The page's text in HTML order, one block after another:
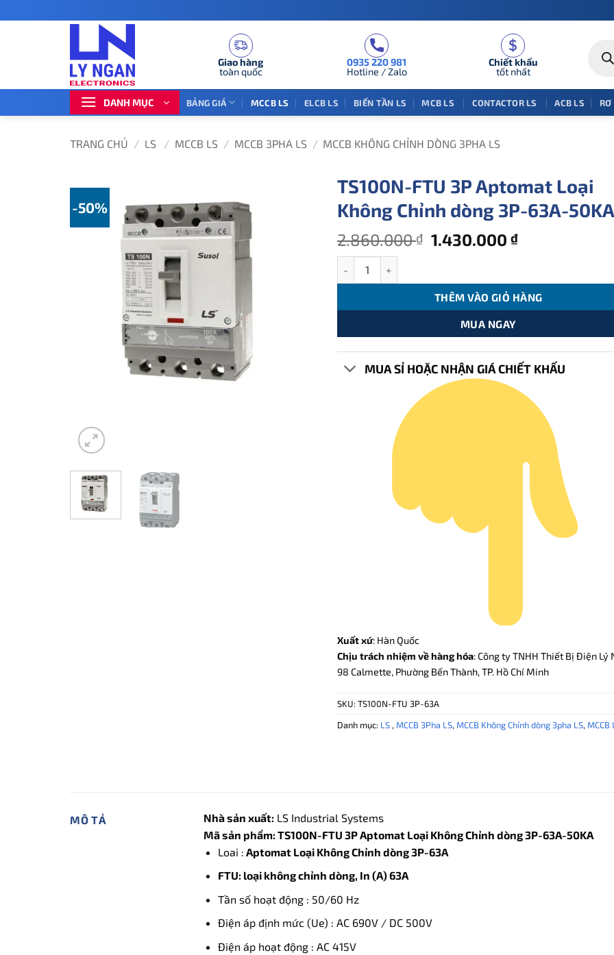
qua
Giao hàng
toàn quốc
0935 220 981
Hotline / Zalo
Chiết khấu
tốt nhất
kiếm
DANH MỤC BẢNG GIÁ MCCB LS ELCB LS BIẾN TẦN LS MCB LS CONTACTOR LS ACB LS
TRANG CHỦ / LS / MCCB LS / MCCB 3PHA LS / MCCB KHÔNG CHỈNH DÒNG 3PHA LS
-50%
TS100N-FTU 3P Aptomat Loại
Không Chỉnh dòng 3P-63A-50KA
2.860.000₫ Giá
2.860.000 ₫.
1.430.000₫Giá
là:
1.430.000 ₫.
THÊM VÀO GIỎ HÀNG
MUA NGAY
MUA SỈ HOẶC NHẬN GIÁ CHIẾT KHẤU
Xuất xứ: Hàn Quốc
Chịu trách nhiệm về hàng hóa: Công ty TNHH Thiết Bị Điện Lý
98 Calmette, Phường Bến Thành, TP. Hồ Chí Minh
SKU: TS100N-FTU 3P-63A
Danh mục: LS , MCCB 3Pha LS, MCCB Không Chỉnh dòng 3pha LS, MCCB
MÔ TẢ Nhà sản xuất: LS Industrial Systems
Mã sản phẩm: TS100N-FTU 3P Aptomat Loại Không Chỉnh dòng 3P-63A-50KA
Loai : Aptomat Loại Không Chỉnh dòng 3P-63A
FTU: loại không chỉnh dòng, In (A) 63A
Tần số hoạt động : 50/60 Hz
Điện áp định mức (Ue) : AC 690V / DC 500V
Điện áp hoạt động : AC 415V